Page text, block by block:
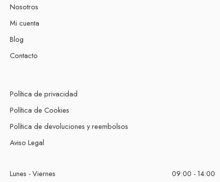
Nosotros
Mi cuenta
Blog
Contacto
Política de privacidad
Política de Cookies
Política de devoluciones y reembolsos
Aviso Legal
Lunes - Viernes
09:00 - 14:00